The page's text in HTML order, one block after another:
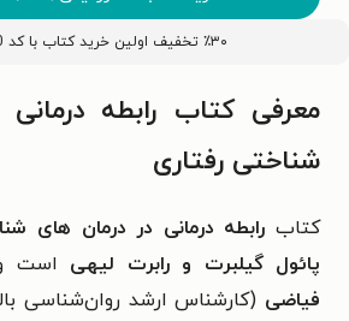
٪۳۰ تخفیف اولین خرید کتاب با کد
معرفی کتاب رابطه
شناختی رفتاری
کتاب رابطه درمانی در درمان های
پائول گیلبرت و رابرت لیهی است
فیاضی (کارشناس ارشد روان‌شناسی